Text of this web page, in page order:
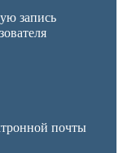
запись
почты